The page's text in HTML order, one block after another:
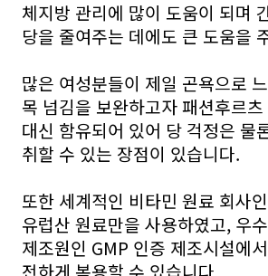
체지방 관리에 많이 도움이 되며
당을 줄여주는 데에도 큰 도움을
많은 여성분들이 제일 곤욕으로
목 넘김을 보완하고자 패션후르
대신 함유되어 있어 당 걱정은 물
취할 수 있는 장점이 있습니다.
또한 세계적인 비타민 원료 회사
유럽산 원료만을 사용하였고, 우
제조원인 GMP 인증 제조시설에